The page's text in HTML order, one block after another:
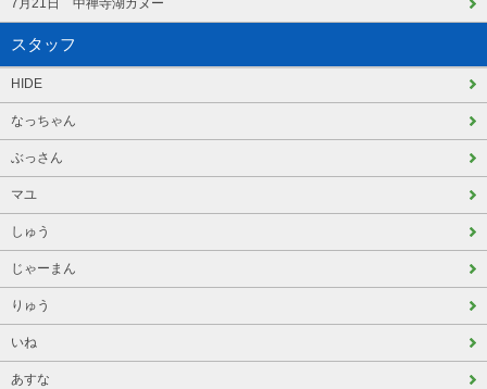
7月21日 中禅寺湖カヌー
スタッフ
HIDE
なっちゃん
ぶっさん
マユ
しゅう
じゃーまん
りゅう
いね
あすな